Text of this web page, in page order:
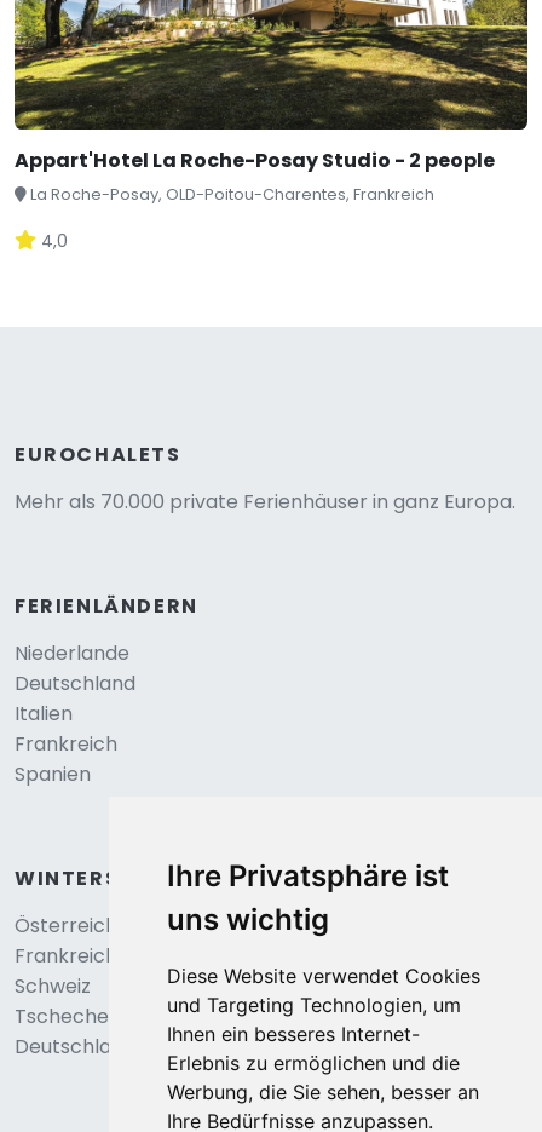
Ihre Privatsphäre ist
uns wichtig
Diese Website verwendet Cookies
und Targeting Technologien, um
Ihnen ein besseres Internet-
Erlebnis zu ermöglichen und die
Werbung, die Sie sehen, besser an
Ihre Bedürfnisse anzupassen.
Appart'Hotel La Roche-Posay Studio - 2 people
La Roche-Posay, OLD-Poitou-Charentes, Frankreich
4,0
EUROCHALETS
Mehr als 70.000 private Ferienhäuser in ganz Europa.
FERIENLÄNDERN
Niederlande
Deutschland
Italien
Frankreich
Spanien
WINTERSPORT
Österreich
Frankreich
Schweiz
Tschechei
Deutschland